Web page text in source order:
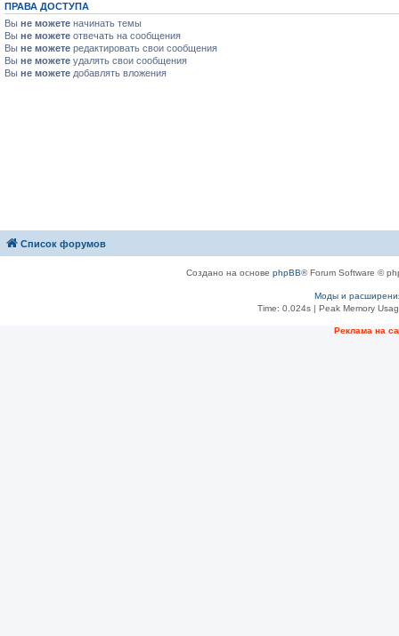
ПРАВА ДОСТУПА
Вы не можете начинать темы
Вы не можете отвечать на сообщения
Вы не можете редактировать свои сообщения
Вы не можете удалять свои сообщения
Вы не можете добавлять вложения
Список форумов
Создано на основе phpBB® Forum Software ©
Моды и
Time: 0.024s| Peak Memory
Рeклама на